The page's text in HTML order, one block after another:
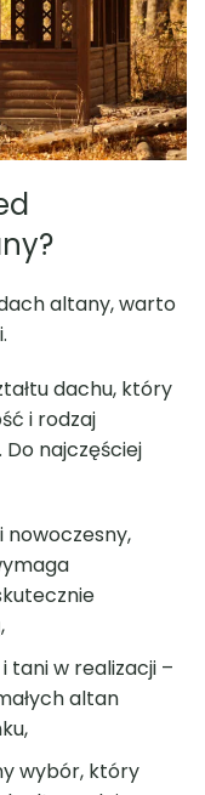
altany, warto
dachu, który
i rodzaj
Do najczęściej
nowoczesny,
tani w realizacji –
altan
wybór, który